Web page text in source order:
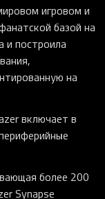
игровом и
базой на
и построила
на
включает в
более 200
Synapse